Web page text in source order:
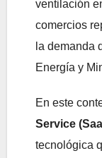
ventilación
comercios
la demanda
Energía y
En este
Service
tecnológica